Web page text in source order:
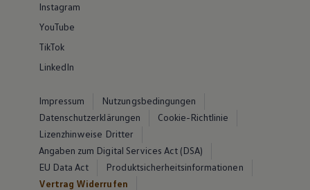
Instagram
YouTube
TikTok
LinkedIn
Impressum
Nutzungsbedingungen
Datenschutzerklärungen
Cookie-Richtlinie
Lizenzhinweise Dritter
Angaben zum Digital Services Act (DSA)
EU Data Act
Produktsicherheitsinformationen
Vertrag Widerrufen